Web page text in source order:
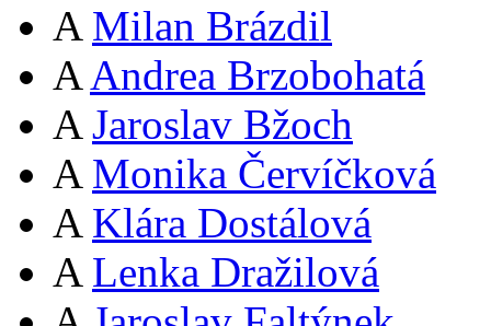
A Milan Brázdil
A Andrea Brzobohatá
A Jaroslav Bžoch
A Monika Červíčková
A Klára Dostálová
A Lenka Dražilová